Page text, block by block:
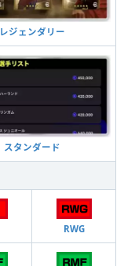
レジェンダリー
スタンダード
RWG